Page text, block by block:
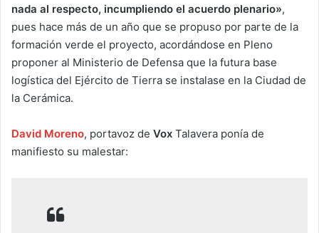
nada al respecto, incumpliendo el acuerdo plenario»,
pues hace más de un año que se propuso por parte de la
formación verde el proyecto, acordándose en Pleno
proponer al Ministerio de Defensa que la futura base
logística del Ejército de Tierra se instalase en la Ciudad de
la Cerámica.
David Moreno, portavoz de Vox Talavera ponía de
manifiesto su malestar: